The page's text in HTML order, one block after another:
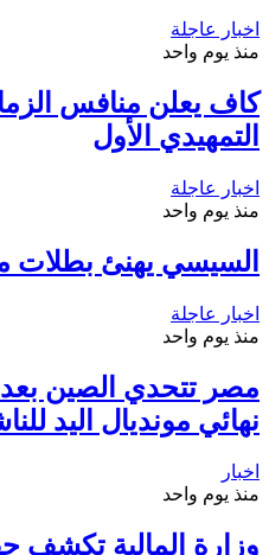
اخبار عاجلة
منذ يوم واحد
كاف يعلن منافس
التمهيدي الأول
اخبار عاجلة
منذ يوم واحد
السيسي يهنئ بطلات
اخبار عاجلة
منذ يوم واحد
مصر تتحدي الصين
نهائي مونديال اليد
اخبار
منذ يوم واحد
وزارة المالية تكشف